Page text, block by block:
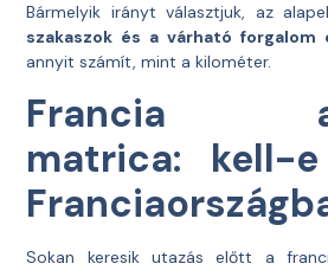
Bármelyik irányt választjuk, az
szakaszok és a várható forgalom
annyit számít, mint a kilométer.
Francia
matrica: kell-
Sokan keresik utazás előtt a